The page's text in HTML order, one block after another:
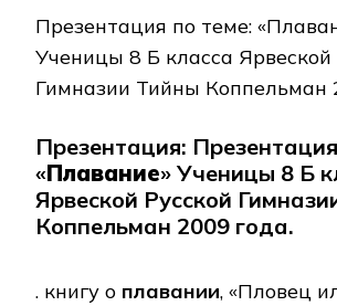
Презентация по теме:
Ученицы 8 Б класса Ярвеской
Гимназии Тийны Коппельман
Презентация:
«Плавание» Ученицы 8 Б
Ярвеской Русской
Коппельман 2009 года.
. книгу о плавании, «Пловец